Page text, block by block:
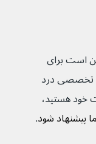
است برای
تخصصی درد
خود هستید،
پیشنهاد شود.